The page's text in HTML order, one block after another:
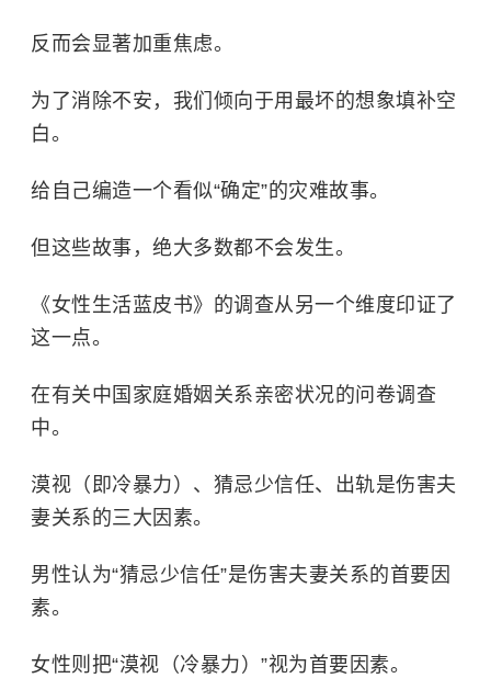
反而会显著加重焦虑。
为了消除不安，我们倾向于用最坏的想象填补空
白。
给自己编造一个看似“确定”的灾难故事。
但这些故事，绝大多数都不会发生。
《女性生活蓝皮书》的调查从另一个维度印证了
这一点。
在有关中国家庭婚姻关系亲密状况的问卷调查
中。
漠视（即冷暴力）、猜忌少信任、出轨是伤害夫
妻关系的三大因素。
男性认为“猜忌少信任”是伤害夫妻关系的首要因
素。
女性则把“漠视（冷暴力）”视为首要因素。